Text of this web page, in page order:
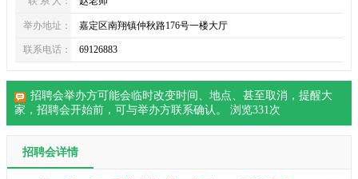
举办地址： 嘉定区南翔镇仲秋路176号一楼大厅
联系电话： 69126883
招聘会举办方可能会临时改变时间、地点、甚至取消，提醒大
家， 招聘会开始前，可与举办方联系确认。 浏览331次
招聘会详情